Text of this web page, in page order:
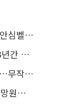
하
기
하
기
하세요
높인다
해보세요!
코스